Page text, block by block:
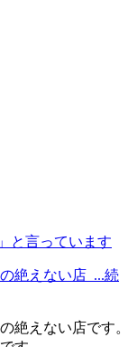
と言っています
絶えない店 ...続
絶えない店です。